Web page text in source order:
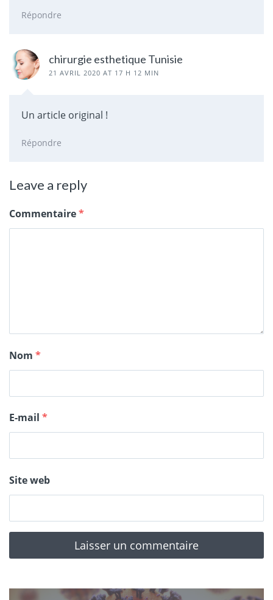
Répondre
chirurgie esthetique Tunisie
21 AVRIL 2020 AT 17 H 12 MIN
Un article original !
Répondre
Leave a reply
Commentaire*
Nom *
E-mail *
Site web